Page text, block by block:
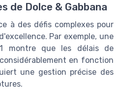
de Dolce & Gabbana
à des défis complexes pour
Par exemple, une
montre que les délais de
en fonction
une gestion précise des